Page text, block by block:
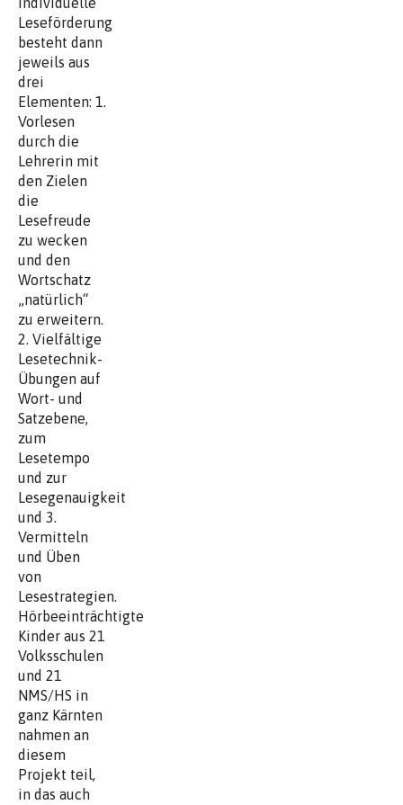
Leseförderung
besteht dann
jeweils aus
drei
Elementen: 1.
Vorlesen
durch die
Lehrerin mit
den Zielen
die
Lesefreude
zu wecken
und den
Wortschatz
„natürlich“
zu erweitern.
2. Vielfältige
Lesetechnik-
Übungen auf
Wort- und
Satzebene,
zum
Lesetempo
und zur
Lesegenauigkeit
und 3.
Vermitteln
und Üben
von
Lesestrategien.
Hörbeeinträchtigte
Kinder aus 21
Volksschulen
und 21
NMS/HS in
ganz Kärnten
nahmen an
diesem
Projekt teil,
in das auch